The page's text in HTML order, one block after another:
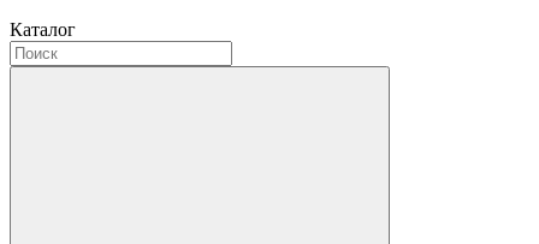
Каталог